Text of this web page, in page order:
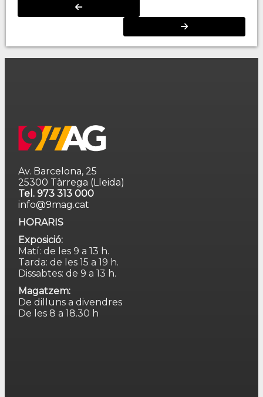
Av. Barcelona, 25
25300 Tàrrega (Lleida)
Tel. 973 313 000
info@9mag.cat
HORARIS
Exposició:
Matí: de les 9 a 13 h.
Tarda: de les 15 a 19 h.
Dissabtes: de 9 a 13 h.
Magatzem:
De dilluns a divendres
De les 8 a 18.30 h